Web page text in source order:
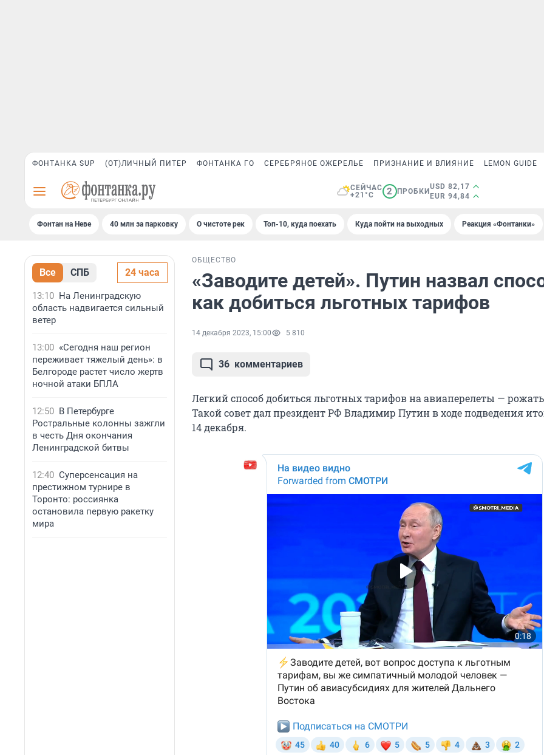
ФОНТАНКА SUP (ОТ)ЛИЧНЫЙ ПИТЕР ФОНТАНКА ГО СЕРЕБРЯНОЕ ОЖЕРЕЛЬЕ ПРИЗНАНИЕ И ВЛИЯНИЕ LEMON GUIDE
СЕЙЧАС
+21°C
2 ПРОБКИ
USD 82,17
EUR 94,84
Фонтан на Неве 40 млн за парковку О чистоте рек Топ-10, куда поехать Куда пойти на выходных Реакция «Фонтанки»
Все СПБ 24 часа
13:10 На Ленинградскую
область надвигается сильный
ветер
13:00 «Сегодня наш регион
переживает тяжелый день»: в
Белгороде растет число жертв
ночной атаки БПЛА
12:50 В Петербурге
Ростральные колонны зажгли
в честь Дня окончания
Ленинградской битвы
12:40 Суперсенсация на
престижном турнире в
Торонто: россиянка
остановила первую ракетку
мира
ОБЩЕСТВО
«Заводите детей». Путин назвал
как добиться льготных тарифов
14 декабря 2023, 15:00 5 810
36 комментариев
Легкий способ добиться льготных тарифов на авиаперелеты — рожать
Такой совет дал президент РФ Владимир Путин в ходе подведения
14 декабря.